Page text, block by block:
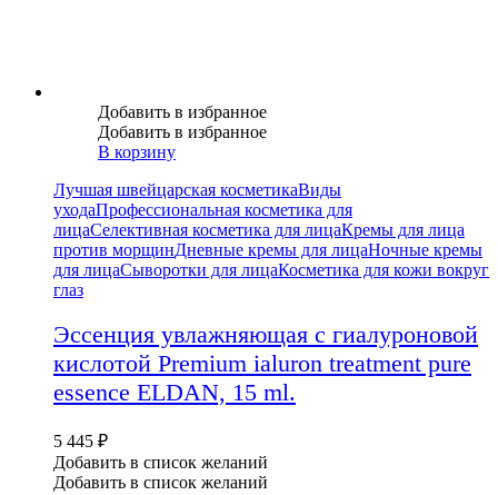
Добавить в избранное
Добавить в избранное
В корзину
Лучшая швейцарская косметикаВиды
уходаПрофессиональная косметика для
лицаСелективная косметика для лицаКремы для лица
против морщинДневные кремы для лицаНочные кремы
для лицаСыворотки для лицаКосметика для кожи вокруг
глаз
Эссенция увлажняющая с гиалуроновой
кислотой Premium ialuron treatment pure
essence ELDAN, 15 ml.
5 445 ₽
Добавить в список желаний
Добавить в список желаний